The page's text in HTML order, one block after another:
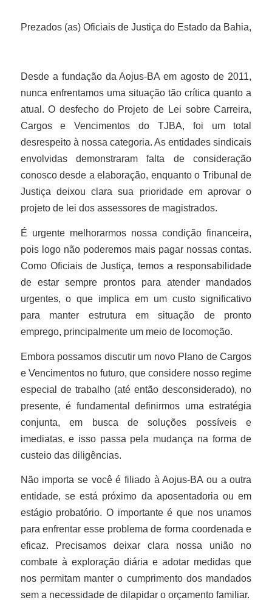
Prezados (as) Oficiais de Justiça do Estado da Bahia,
Desde a fundação da Aojus-BA em agosto de 2011,
nunca enfrentamos uma situação tão crítica quanto a
atual. O desfecho do Projeto de Lei sobre Carreira,
Cargos e Vencimentos do TJBA, foi um total
desrespeito à nossa categoria. As entidades sindicais
envolvidas demonstraram falta de consideração
conosco desde a elaboração, enquanto o Tribunal de
Justiça deixou clara sua prioridade em aprovar o
projeto de lei dos assessores de magistrados.
É urgente melhorarmos nossa condição financeira,
pois logo não poderemos mais pagar nossas contas.
Como Oficiais de Justiça, temos a responsabilidade
de estar sempre prontos para atender mandados
urgentes, o que implica em um custo significativo
para manter estrutura em situação de pronto
emprego, principalmente um meio de locomoção.
Embora possamos discutir um novo Plano de Cargos
e Vencimentos no futuro, que considere nosso regime
especial de trabalho (até então desconsiderado), no
presente, é fundamental definirmos uma estratégia
conjunta, em busca de soluções possíveis e
imediatas, e isso passa pela mudança na forma de
custeio das diligências.
Não importa se você é filiado à Aojus-BA ou a outra
entidade, se está próximo da aposentadoria ou em
estágio probatório. O importante é que nos unamos
para enfrentar esse problema de forma coordenada e
eficaz. Precisamos deixar clara nossa união no
combate à exploração diária e adotar medidas que
nos permitam manter o cumprimento dos mandados
sem a necessidade de dilapidar o orçamento familiar.